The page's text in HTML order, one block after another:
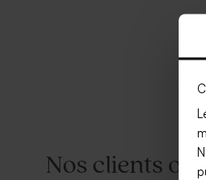
Nos clients